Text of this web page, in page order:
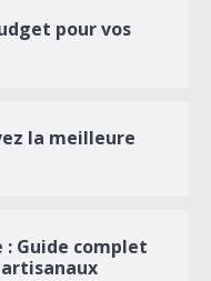
pour vos
la meilleure
: Guide complet